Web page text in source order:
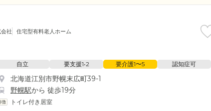
社 住宅型有料老人ホーム
自立 要支援1•2 要介護1〜5 認知症可
北海道江別市野幌末広町39-1
野幌駅から 徒歩19分
トイレ付き居室